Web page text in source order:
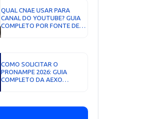
QUAL CNAE USAR PARA
CANAL DO YOUTUBE? GUIA
COMPLETO POR FONTE DE
RECEITA...
COMO SOLICITAR O
PRONAMPE 2026: GUIA
COMPLETO DA AEXO